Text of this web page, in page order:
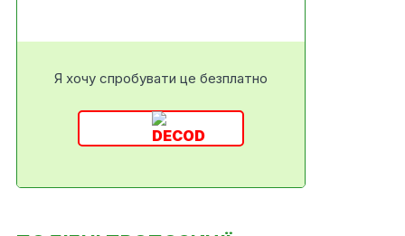
Я хочу спробувати це безплатно